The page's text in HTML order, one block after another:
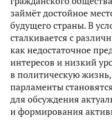
займёт достойное
будущего страны. В
сталкивается с
как недостаточное
интересов и низкий
в политическую
парламенты
для обсуждения
и формирования